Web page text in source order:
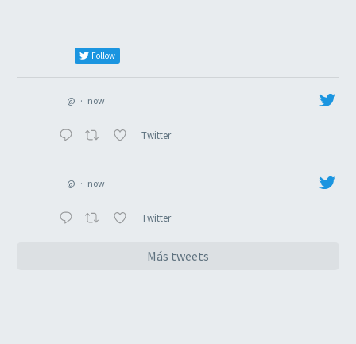
Follow
@ · now
Twitter
@ · now
Twitter
Más tweets